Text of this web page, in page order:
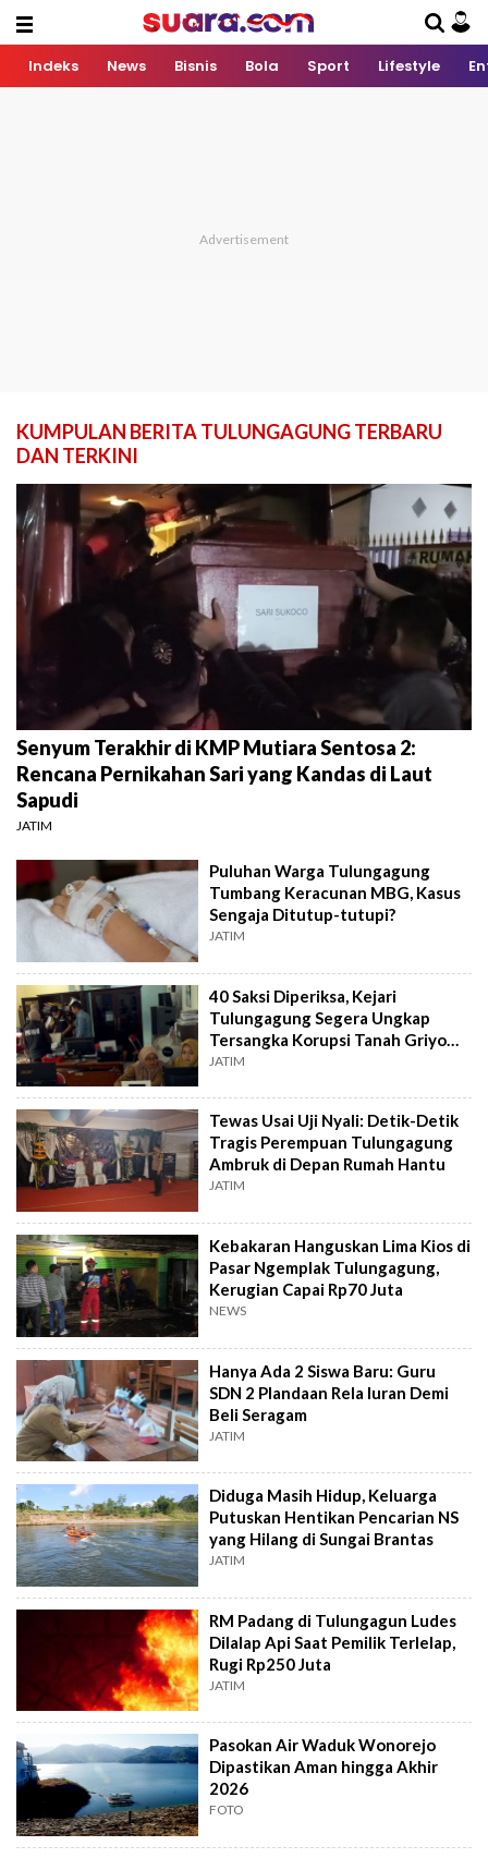
Indeks News Bisnis Bola Sport Lifestyle
KUMPULAN BERITA TULUNGAGUNG TERBARU
DAN TERKINI
Senyum Terakhir di KMP Mutiara Sentosa 2:
Rencana Pernikahan Sari yang Kandas di Laut
Sapudi
JATIM
Puluhan Warga Tulungagung
Tumbang Keracunan MBG, Kasus
Sengaja Ditutup-tutupi?
JATIM
40 Saksi Diperiksa, Kejari
Tulungagung Segera Ungkap
Tersangka Korupsi Tanah Griyo
Dalem Kanjengan?
JATIM
Tewas Usai Uji Nyali: Detik-Detik
Tragis Perempuan Tulungagung
Ambruk di Depan Rumah Hantu
JATIM
Kebakaran Hanguskan Lima Kios di
Pasar Ngemplak Tulungagung,
Kerugian Capai Rp70 Juta
NEWS
Hanya Ada 2 Siswa Baru: Guru
SDN 2 Plandaan Rela Iuran Demi
Beli Seragam
JATIM
Diduga Masih Hidup, Keluarga
Putuskan Hentikan Pencarian NS
yang Hilang di Sungai Brantas
JATIM
RM Padang di Tulungagun Ludes
Dilalap Api Saat Pemilik Terlelap,
Rugi Rp250 Juta
JATIM
Pasokan Air Waduk Wonorejo
Dipastikan Aman hingga Akhir
2026
FOTO